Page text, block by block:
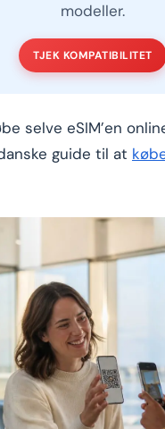
modeller.
TJEK KOMPATIBILITET
selve eSIM’en
guide til at